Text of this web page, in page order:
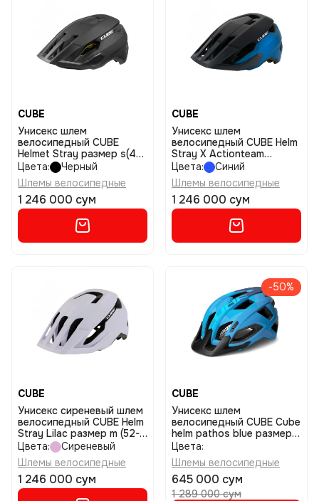
CUBE
Унисекс шлем
велосипедный CUBE
Helmet Stray размер s(49-
55)
Цвета:
Черный
Шлемы велосипедные
1 246 000 сум
CUBE
Унисекс шлем
велосипедный CUBE Helm
Stray X Actionteam
размер s(49-55)
Цвета:
Синий
Шлемы велосипедные
1 246 000 сум
CUBE
Унисекс сиреневый шлем
велосипедный CUBE Helm
Stray Lilac размер m (52-
57)
Цвета:
Сиреневый
Шлемы велосипедные
1 246 000 сум
-50%
CUBE
Унисекс шлем
велосипедный CUBE Cube
helm pathos blue размер
xl(59-64)
Цвета:
Шлемы велосипедные
645 000 сум
1 289 000 сум